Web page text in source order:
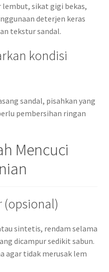
lembut, sikat gigi bekas,
deterjen keras
tekstur sandal.
kondisi
sandal, pisahkan yang
pembersihan ringan
Mencuci
(opsional)
sintetis, rendam selama
dicampur sedikit sabun.
agar tidak merusak lem